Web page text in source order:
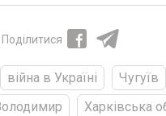
Поділитися
війна в Україні
Чугуїв
Харківська